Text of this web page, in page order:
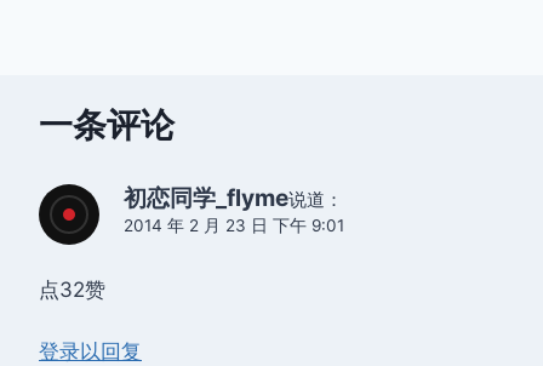
一条评论
初恋同学_flyme说道：
2014 年 2 月 23 日 下午 9:01
点32赞
登录以回复